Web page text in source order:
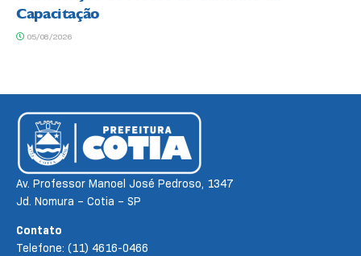
Capacitação
05/08/2026
Av. Professor Manoel José Pedroso, 1347
Jd. Nomura – Cotia – SP
Contato
Telefone: (11) 4616-0466